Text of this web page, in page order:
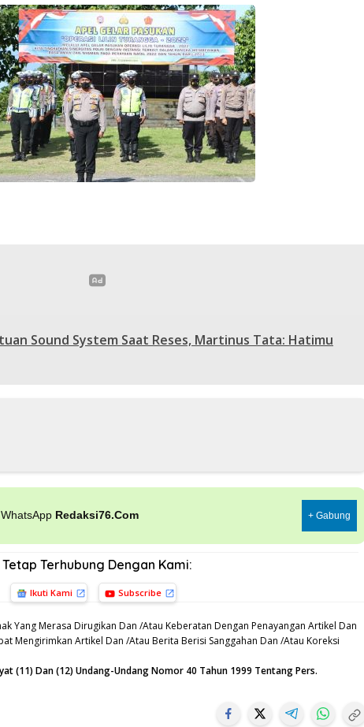
Sound System Saat Reses, Martinus Tata: Hatimu
Redaksi76.Com + Gabung
Tetap Terhubung Dengan Kami:
Ikuti Kami Subscribe
Yang Merasa Dirugikan Dan /Atau Keberatan Dengan Penayangan Artikel Dan
Mengirimkan Artikel Dan /Atau Berita Berisi Sanggahan Dan /Atau Koreksi
(11) Dan (12) Undang-Undang Nomor 40 Tahun 1999 Tentang Pers.